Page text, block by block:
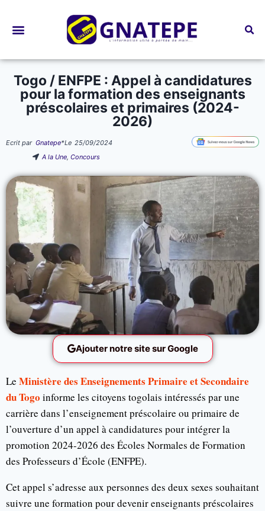
Togo / ENFPE : Appel à candidatures
pour la formation des enseignants
préscolaires et primaires (2024-
2026)
Ecrit par Gnatepe*Le 25/09/2024
A la Une,Concours
Ajouter notre site sur Google
Le Ministère des Enseignements Primaire et Secondaire
du Togo informe les citoyens togolais intéressés par une
carrière dans l’enseignement préscolaire ou primaire de
l’ouverture d’un appel à candidatures pour intégrer la
promotion 2024-2026 des Écoles Normales de Formation
des Professeurs d’École (ENFPE).
Cet appel s’adresse aux personnes des deux sexes souhaitant
suivre une formation pour devenir enseignants préscolaires